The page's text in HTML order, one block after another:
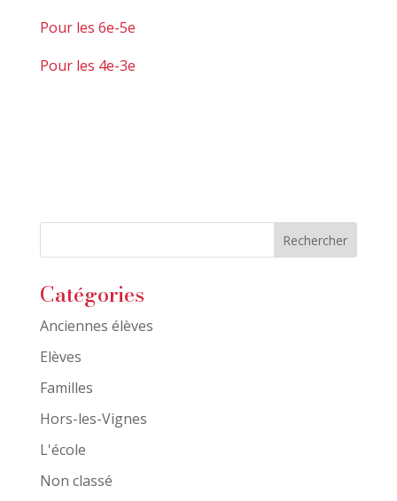
Pour les 6e-5e
Pour les 4e-3e
Catégories
Anciennes élèves
Elèves
Familles
Hors-les-Vignes
L'école
Non classé